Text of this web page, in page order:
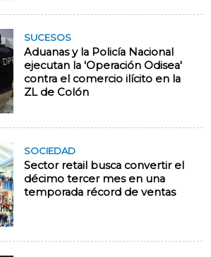
SUCESOS
Aduanas y la Policía Nacional
ejecutan la 'Operación Odisea'
contra el comercio ilícito en la
ZL de Colón
SOCIEDAD
Sector retail busca convertir el
décimo tercer mes en una
temporada récord de ventas